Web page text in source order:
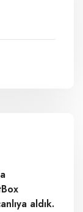
aldık.